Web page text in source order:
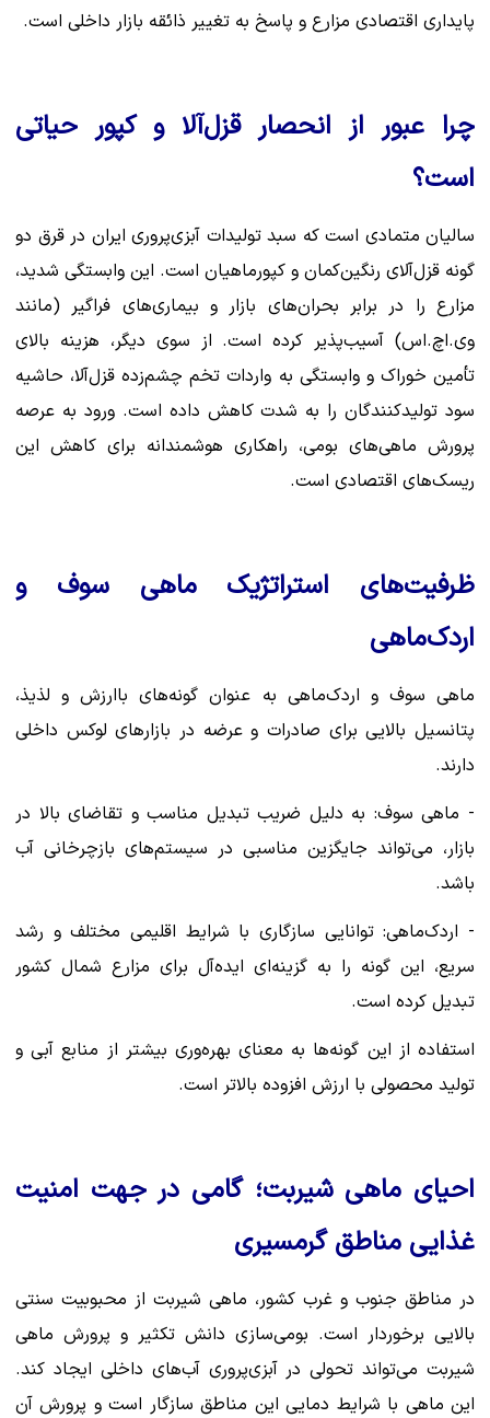
پایداری اقتصادی مزارع و پاسخ به تغییر ذائقه بازار داخلی است.
چرا عبور از انحصار قزل‌آلا و کپور حیاتی
است؟
سالیان متمادی است که سبد تولیدات آبزی‌پروری ایران در قرق دو
گونه قزل‌آلای رنگین‌کمان و کپورماهیان است. این وابستگی شدید،
مزارع را در برابر بحران‌های بازار و بیماری‌های فراگیر (مانند
وی.اچ.اس) آسیب‌پذیر کرده است. از سوی دیگر، هزینه بالای
تأمین خوراک و وابستگی به واردات تخم چشم‌زده قزل‌آلا، حاشیه
سود تولیدکنندگان را به شدت کاهش داده است. ورود به عرصه
پرورش ماهی‌های بومی، راهکاری هوشمندانه برای کاهش این
ریسک‌های اقتصادی است.
ظرفیت‌های استراتژیک ماهی سوف و
اردک‌ماهی
ماهی سوف و اردک‌ماهی به عنوان گونه‌های باارزش و لذیذ،
پتانسیل بالایی برای صادرات و عرضه در بازارهای لوکس داخلی
دارند.
- ماهی سوف: به دلیل ضریب تبدیل مناسب و تقاضای بالا در
بازار، می‌تواند جایگزین مناسبی در سیستم‌های بازچرخانی آب
باشد.
- اردک‌ماهی: توانایی سازگاری با شرایط اقلیمی مختلف و رشد
سریع، این گونه را به گزینه‌ای ایده‌آل برای مزارع شمال کشور
تبدیل کرده است.
استفاده از این گونه‌ها به معنای بهره‌وری بیشتر از منابع آبی و
تولید محصولی با ارزش افزوده بالاتر است.
احیای ماهی شیربت؛ گامی در جهت امنیت
غذایی مناطق گرمسیری
در مناطق جنوب و غرب کشور، ماهی شیربت از محبوبیت سنتی
بالایی برخوردار است. بومی‌سازی دانش تکثیر و پرورش ماهی
شیربت می‌تواند تحولی در آبزی‌پروری آب‌های داخلی ایجاد کند.
این ماهی با شرایط دمایی این مناطق سازگار است و پرورش آن